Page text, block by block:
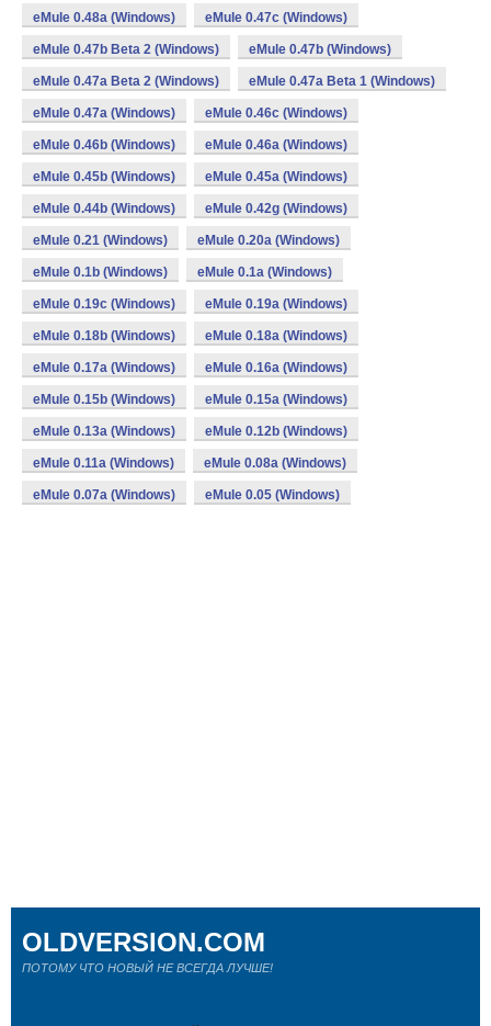
eMule 0.48a (Windows) eMule 0.47c (Windows)
eMule 0.47b Beta 2 (Windows) eMule 0.47b (Windows)
eMule 0.47a Beta 2 (Windows) eMule 0.47a Beta 1 (Windows)
eMule 0.47a (Windows) eMule 0.46c (Windows)
eMule 0.46b (Windows) eMule 0.46a (Windows)
eMule 0.45b (Windows) eMule 0.45a (Windows)
eMule 0.44b (Windows) eMule 0.42g (Windows)
eMule 0.21 (Windows) eMule 0.20a (Windows)
eMule 0.1b (Windows) eMule 0.1a (Windows)
eMule 0.19c (Windows) eMule 0.19a (Windows)
eMule 0.18b (Windows) eMule 0.18a (Windows)
eMule 0.17a (Windows) eMule 0.16a (Windows)
eMule 0.15b (Windows) eMule 0.15a (Windows)
eMule 0.13a (Windows) eMule 0.12b (Windows)
eMule 0.11a (Windows) eMule 0.08a (Windows)
eMule 0.07a (Windows) eMule 0.05 (Windows)
OLDVERSION.COM
ПОТОМУ ЧТО НОВЫЙ НЕ ВСЕГДА ЛУЧШЕ!